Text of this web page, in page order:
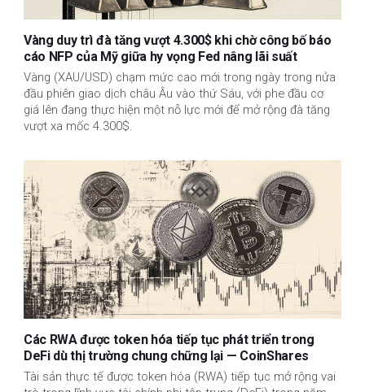
Vàng duy trì đà tăng vượt 4.300$ khi chờ công bố báo
cáo NFP của Mỹ giữa hy vọng Fed nâng lãi suất
Vàng (XAU/USD) chạm mức cao mới trong ngày trong nửa
đầu phiên giao dịch châu Âu vào thứ Sáu, với phe đầu cơ
giá lên đang thực hiện một nỗ lực mới để mở rộng đà tăng
vượt xa mốc 4.300$.
Các RWA được token hóa tiếp tục phát triển trong
DeFi dù thị trường chung chững lại — CoinShares
Tài sản thực tế được token hóa (RWA) tiếp tục mở rộng vai